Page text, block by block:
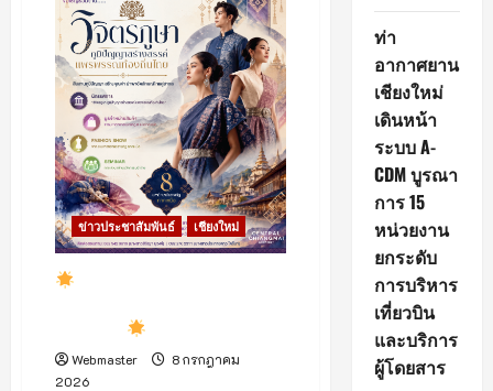
ถา
ปัตย์ มทร.ล้าน
นา
คว้า
แชมป์
และ
รอง
อันดับ
2
ประกวด
วิทยานิพนธ์
ดี
เด่น
แห่ง
ปี
“Thesis
เหนือ
ข่าวประชาสัมพันธ์ เชียงใหม่
Webmaster
8 กรกฎาคม
2026
ท่า
อากาศยาน
เชียงใหม่
เดินหน้า
ระบบ A-
CDM บูรณา
การ 15
หน่วยงาน
ยกระดับ
การบริหาร
เที่ยวบิน
และบริการ
ผู้โดยสาร